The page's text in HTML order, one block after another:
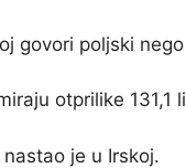
govori poljski
otprilike 131,1
je u Irskoj.